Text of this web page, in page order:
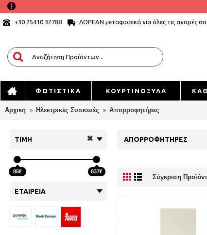
+30 25410 32788 ΔΩΡΕΑΝ μεταφορικά για όλες τις αγορές
ΦΩΤΙΣΤΙΚΑ ΚΟΥΡΤΙΝΟΞΥΛΑ
Αρχική Ηλεκτρικές Συσκευές Απορροφητήρες
ΤΙΜΗ
85€ 837€
ΕΤΑΙΡΕΊΑ
ΑΠΟΡΡΟΦΗΤΉΡΕΣ
Σύγκριση